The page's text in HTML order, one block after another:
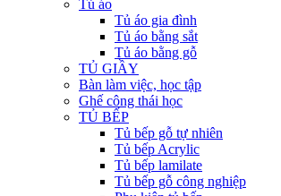
Tủ áo
Tủ áo gia đình
Tủ áo bằng sắt
Tủ áo bằng gỗ
TỦ GIẦY
Bàn làm việc, học tập
Ghế công thái học
TỦ BẾP
Tủ bếp gỗ tự nhiên
Tủ bếp Acrylic
Tủ bếp lamilate
Tủ bếp gỗ công nghiệp